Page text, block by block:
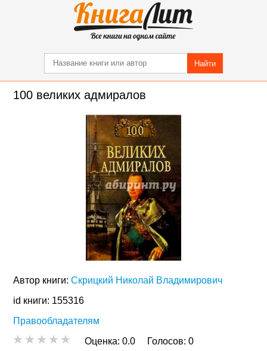
Найти
100 великих адмиралов
Автор книги:Скрицкий Николай Владимирович
id книги: 155316
Правообладателям
Оценка:0.0 Голосов:0